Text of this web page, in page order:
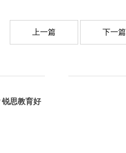
上一篇 下一篇
思教育好